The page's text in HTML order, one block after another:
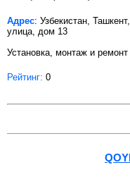
Адрес: Узбекистан,
улица, дом 13
Установка, монтаж и
Рейтинг: 0